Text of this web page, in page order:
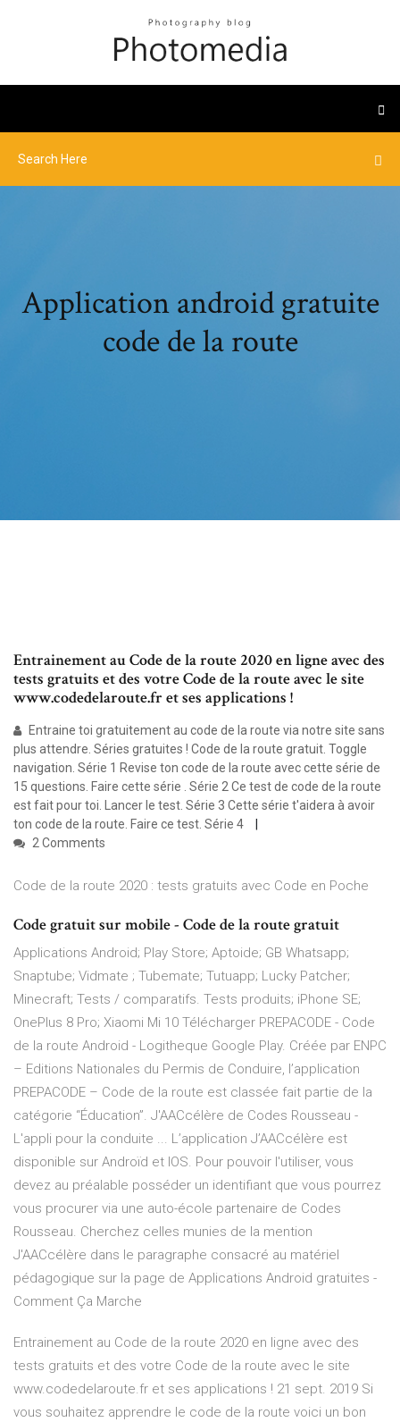
Application android gratuite
code de la route
Entrainement au Code de la route 2020 en ligne avec des
tests gratuits et des votre Code de la route avec le site
www.codedelaroute.fr et ses applications !
Entraine toi gratuitement au code de la route via notre site sans
plus attendre. Séries gratuites ! Code de la route gratuit. Toggle
navigation. Série 1 Revise ton code de la route avec cette série de
15 questions. Faire cette série . Série 2 Ce test de code de la route
est fait pour toi. Lancer le test. Série 3 Cette série t'aidera à avoir
ton code de la route. Faire ce test. Série 4
2 Comments
Code de la route 2020 : tests gratuits avec Code en Poche
Code gratuit sur mobile - Code de la route gratuit
Applications Android; Play Store; Aptoide; GB Whatsapp;
Snaptube; Vidmate ; Tubemate; Tutuapp; Lucky Patcher;
Minecraft; Tests / comparatifs. Tests produits; iPhone SE;
OnePlus 8 Pro; Xiaomi Mi 10 Télécharger PREPACODE - Code
de la route Android - Logitheque Google Play. Créée par ENPC
– Editions Nationales du Permis de Conduire, l’application
PREPACODE – Code de la route est classée fait partie de la
catégorie “Éducation”. J'AACcélère de Codes Rousseau -
L'appli pour la conduite ... L’application J’AACcélère est
disponible sur Androïd et IOS. Pour pouvoir l'utiliser, vous
devez au préalable posséder un identifiant que vous pourrez
vous procurer via une auto-école partenaire de Codes
Rousseau. Cherchez celles munies de la mention
J'AACcélère dans le paragraphe consacré au matériel
pédagogique sur la page de Applications Android gratuites -
Comment Ça Marche
Entrainement au Code de la route 2020 en ligne avec des
tests gratuits et des votre Code de la route avec le site
www.codedelaroute.fr et ses applications ! 21 sept. 2019 Si
vous souhaitez apprendre le code de la route voici un bon